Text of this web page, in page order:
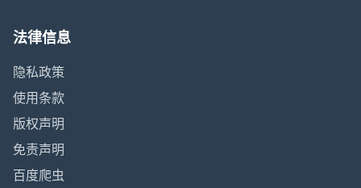
法律信息
隐私政策
使用条款
版权声明
免责声明
百度爬虫